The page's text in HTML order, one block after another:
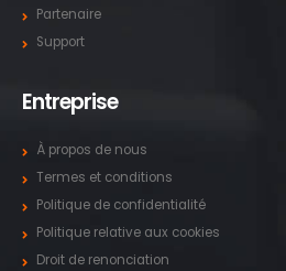
Partenaire
Support
Entreprise
À propos de nous
Termes et conditions
Politique de confidentialité
Politique relative aux cookies
Droit de renonciation